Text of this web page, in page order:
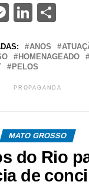
Messenger
ANOS
HOMENAGEADO
PELOS
PROPAGANDA
MATO GROSSO
do Rio
de